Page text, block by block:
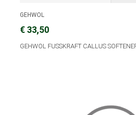
GEHWOL
€ 33,50
GEHWOL FUSSKRAFT CALLUS